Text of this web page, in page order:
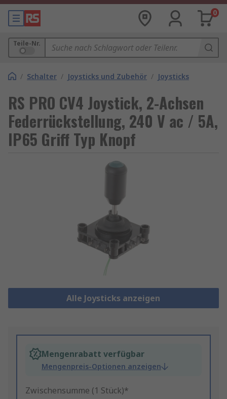
0
Teile-Nr.
/ Schalter / Joysticks und Zubehör / Joysticks
RS PRO CV4 Joystick, 2-Achsen
Federrückstellung, 240 V ac / 5A,
IP65 Griff Typ Knopf
Alle Joysticks anzeigen
Mengenrabatt verfügbar
Mengenpreis-Optionen anzeigen
Zwischensumme (1 Stück)*